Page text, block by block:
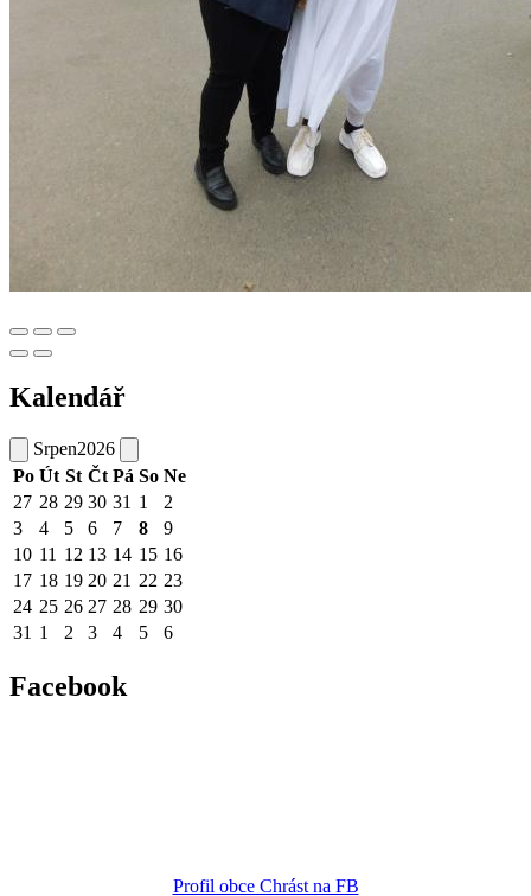
Kalendář
Srpen2026
Po Út St Čt Pá So Ne
27 28 29 30 31 1
2
3
4 5 6 7 8
9
10 11 12 13 14 15 16
17 18 19 20 21 22 23
24 25 26 27 28 29 30
31 1 2 3 4 5 6
Facebook
Profil obce Chrást na FB